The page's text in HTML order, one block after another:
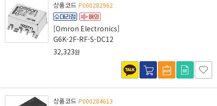
상품코드 P000282962
[Omron Electronics]
G6K-2F-RF-S-DC12
32,323원
상품코드 P000284613